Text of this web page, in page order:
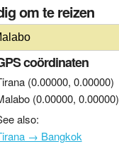
om te reizen
coördinaten
(0.00000, 0.00000)
(0.00000, 0.00000)
also:
→ Bangkok